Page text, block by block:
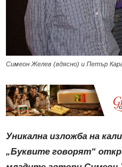
Симеон Желев (вдясно) и Петър
Уникална изложба на
„Буквите говорят“